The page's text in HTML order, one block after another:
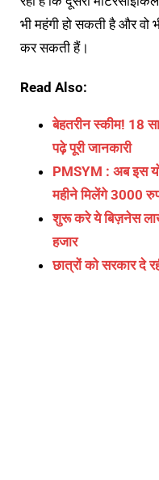
भी महंगी हो सकती है और वो
कर सकती हैं।
Read Also:
बेहतरीन स्कीम! 18
पढ़े पूरी जानकारी
PMSYM : अब इस
महीने मिलेंगे 3000
शुरू करे ये बिज़नेस
हजार
छात्रों को सरकार दे